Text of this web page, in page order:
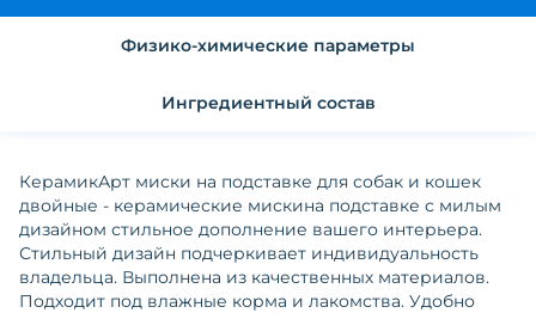
Физико-химические параметры
Ингредиентный состав
КерамикАрт миски на подставке для собак и кошек
двойные - керамические мискина подставке с милым
дизайном стильное дополнение вашего интерьера.
Стильный дизайн подчеркивает индивидуальность
владельца. Выполнена из качественных материалов.
Подходит под влажные корма и лакомства. Удобно